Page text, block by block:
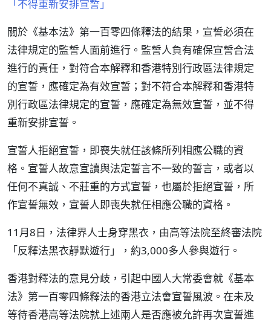
「不得重新安排宣誓」
關於《基本法》第一百零四條釋法的結果，宣誓必須在
法律規定的監誓人面前進行。監誓人負有確保宣誓合法
進行的責任，對符合本解釋和香港特別行政區法律規定
的宣誓，應確定為有效宣誓；對不符合本解釋和香港特
別行政區法律規定的宣誓，應確定為無效宣誓，並不得
重新安排宣誓。
宣誓人拒絕宣誓，即喪失就任該條所列相應公職的資
格。宣誓人故意宣讀與法定誓言不一致的誓言，或者以
任何不真誠、不莊重的方式宣誓，也屬於拒絕宣誓，所
作宣誓無效，宣誓人即喪失就任相應公職的資格。
11月8日，法律界人士身穿黑衣，由高等法院至終審法院
「反釋法黑衣靜默遊行」，約3,000多人參與遊行。
香港對釋法的意見分歧，引起中國人大常委會就《基本
法》第一百零四條釋法的香港立法會宣誓風波。在未及
等待香港高等法院就上述兩人是否應被允許再次宣誓進